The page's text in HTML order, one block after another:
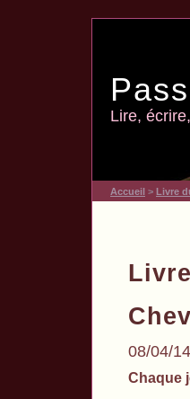
Lire,
Accueil > Livre
08/04/
Chaque